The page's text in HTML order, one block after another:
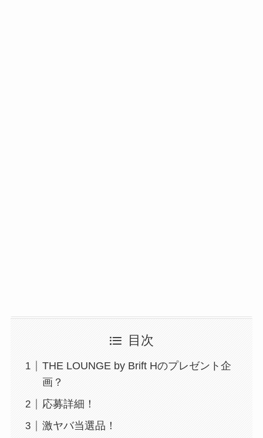
目次
THE LOUNGE by Brift Hのプレゼント企
画？
応募詳細！
激ヤバ当選品！